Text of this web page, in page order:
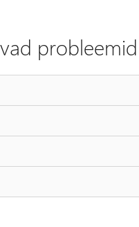
probleemid